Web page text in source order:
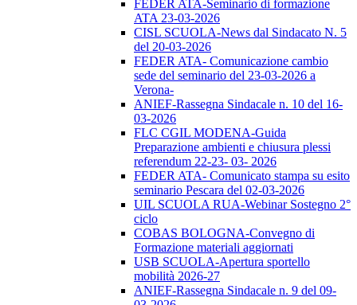
FEDER ATA-Seminario di formazione
ATA 23-03-2026
CISL SCUOLA-News dal Sindacato N. 5
del 20-03-2026
FEDER ATA- Comunicazione cambio
sede del seminario del 23-03-2026 a
Verona-
ANIEF-Rassegna Sindacale n. 10 del 16-
03-2026
FLC CGIL MODENA-Guida
Preparazione ambienti e chiusura plessi
referendum 22-23- 03- 2026
FEDER ATA- Comunicato stampa su esito
seminario Pescara del 02-03-2026
UIL SCUOLA RUA-Webinar Sostegno 2°
ciclo
COBAS BOLOGNA-Convegno di
Formazione materiali aggiornati
USB SCUOLA-Apertura sportello
mobilità 2026-27
ANIEF-Rassegna Sindacale n. 9 del 09-